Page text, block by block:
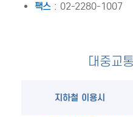
팩스 : 02-2280-1007
대중교
지하철 이용시